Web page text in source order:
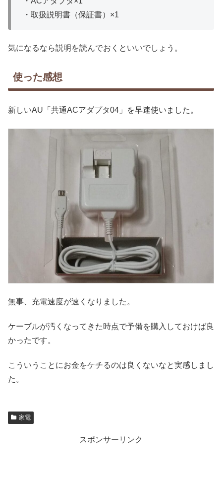
・取扱説明書（保証書）×1
気になるなら説明を読んでおくといいでしょう。
使った感想
新しいAU「共通ACアダプタ04」を早速使いました。
無事、充電速度が速くなりました。
ケーブルが汚くなってきた時点で予備を購入しておけば良
かったです。
こういうことにお金をケチるのは良くないなと実感しまし
た。
家電
スポンサーリンク